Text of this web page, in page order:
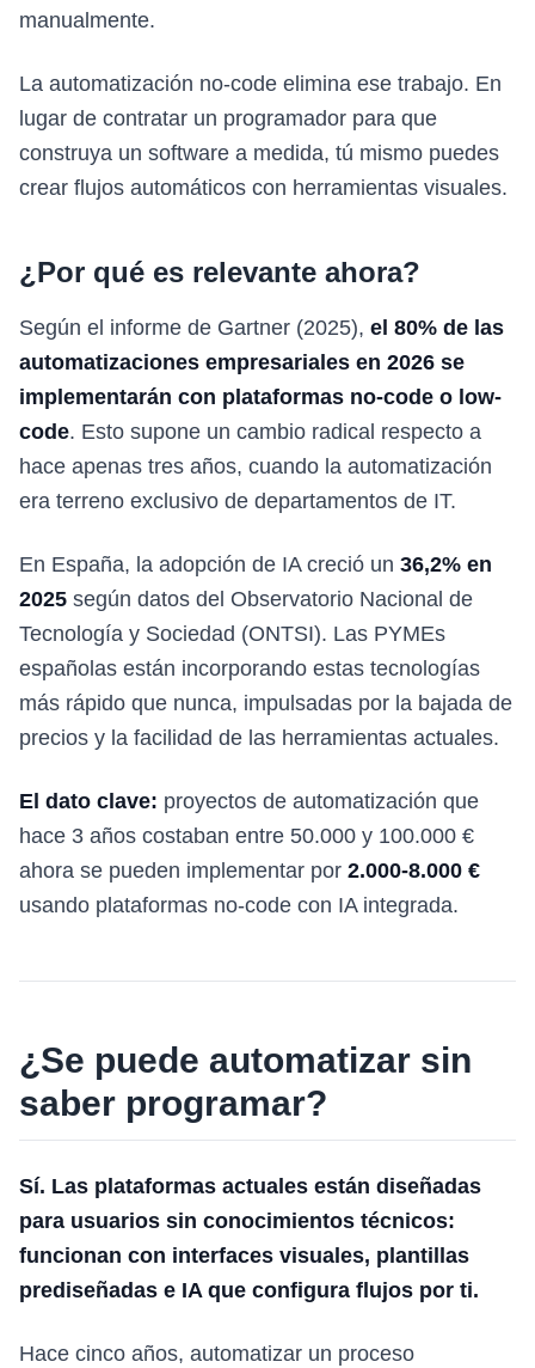
manualmente.
La automatización no-code elimina ese trabajo. En
lugar de contratar un programador para que
construya un software a medida, tú mismo puedes
crear flujos automáticos con herramientas visuales.
¿Por qué es relevante ahora?
Según el informe de Gartner (2025), el 80% de las
automatizaciones empresariales en 2026 se
implementarán con plataformas no-code o low-
code. Esto supone un cambio radical respecto a
hace apenas tres años, cuando la automatización
era terreno exclusivo de departamentos de IT.
En España, la adopción de IA creció un 36,2% en
2025 según datos del Observatorio Nacional de
Tecnología y Sociedad (ONTSI). Las PYMEs
españolas están incorporando estas tecnologías
más rápido que nunca, impulsadas por la bajada de
precios y la facilidad de las herramientas actuales.
El dato clave: proyectos de automatización que
hace 3 años costaban entre 50.000 y 100.000 €
ahora se pueden implementar por 2.000-8.000 €
usando plataformas no-code con IA integrada.
¿Se puede automatizar sin
saber programar?
Sí. Las plataformas actuales están diseñadas
para usuarios sin conocimientos técnicos:
funcionan con interfaces visuales, plantillas
prediseñadas e IA que configura flujos por ti.
Hace cinco años, automatizar un proceso